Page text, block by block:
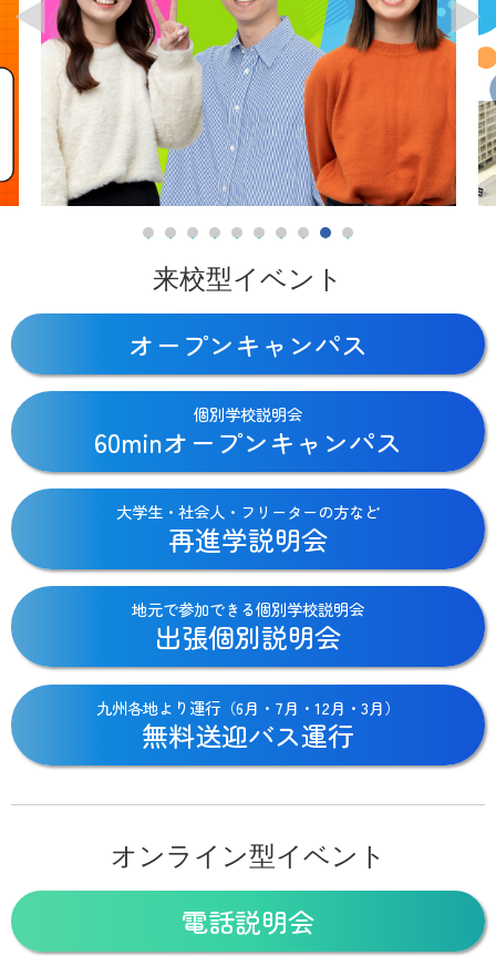
来校型イベント
オープンキャンパス
個別学校説明会
60minオープンキャンパス
大学生・社会人・フリーターの方など
再進学説明会
地元で参加できる個別学校説明会
出張個別説明会
九州各地より運行（6月・7月・12月・3月）
無料送迎バス運行
オンライン型イベント
電話説明会